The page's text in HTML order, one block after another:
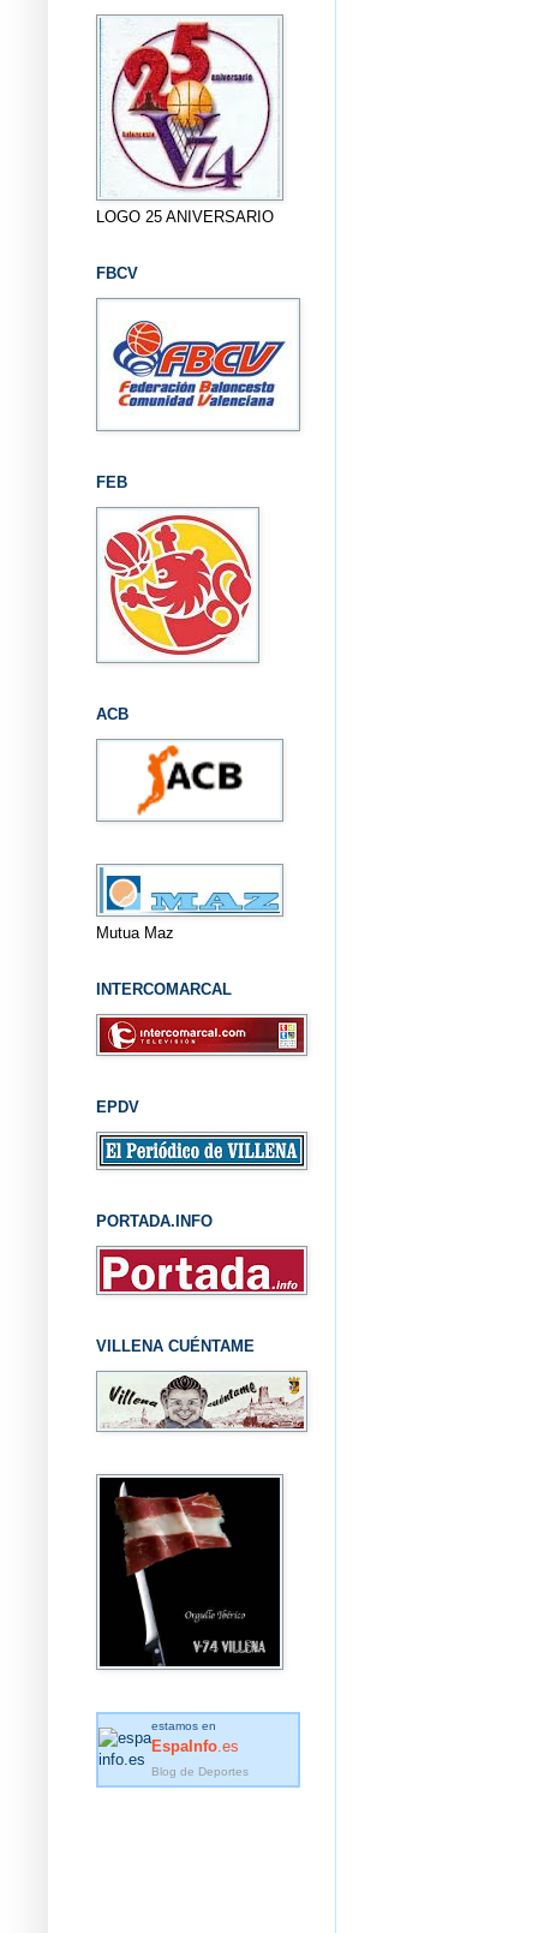
LOGO 25 ANIVERSARIO
FBCV
FEB
ACB
Mutua Maz
INTERCOMARCAL
EPDV
PORTADA.INFO
VILLENA CUÉNTAME
estamos en
EspaInfo .es
Blog de Deportes